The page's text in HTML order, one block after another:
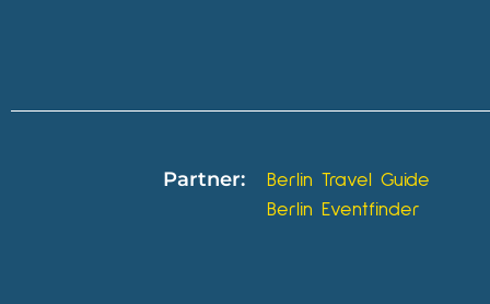
Partner:
Berlin Travel Guide
Berlin Eventfinder